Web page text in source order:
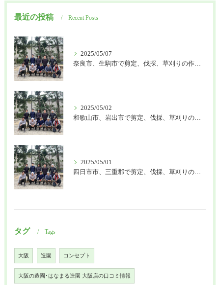
最近の投稿 Recent Posts
2025/05/07
奈良市、生駒市で剪定、伐採、草刈りの作業を頼むなら はなまる造園
2025/05/02
和歌山市、岩出市で剪定、伐採、草刈りの作業を頼むなら はなまる造園
2025/05/01
四日市市、三重郡で剪定、伐採、草刈りの作業を頼むなら はなまる造園
タグ Tags
大阪 造園 コンセプト
大阪の造園･はなまる造園 大阪店の口コミ情報